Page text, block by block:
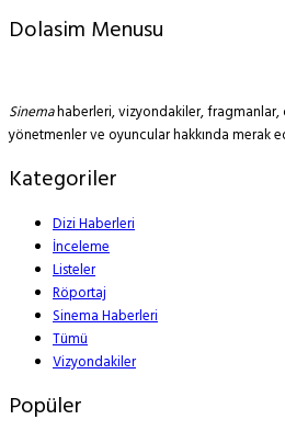
Dolasim Menusu
Sinemahaberleri, vizyondakiler,
yönetmenler ve oyuncular hakkında merak
Kategoriler
Dizi Haberleri
İnceleme
Listeler
Röportaj
Sinema Haberleri
Tümü
Vizyondakiler
Popüler